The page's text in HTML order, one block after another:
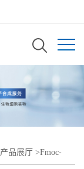
产品展厅 >Fmoc-